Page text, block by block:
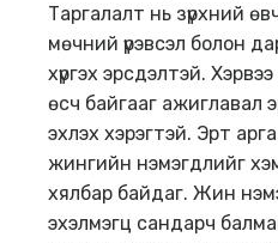
Таргалалт нь зүрхний
мөчний үрэвсэл болон
хүргэх эрсдэлтэй.
өсч байгааг ажиглавал
эхлэх хэрэгтэй. Эрт
жингийн нэмэгдлийг
хялбар байдаг. Жин
эхэлмэгц сандарч